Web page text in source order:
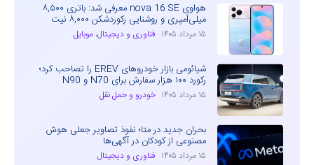
هواوی nova 16 SE معرفی شد: باتری ۸,۵۰۰
میلی‌آمپری و روشنایی رکوردشکن ۸,۰۰۰ نیت
۱۵ مرداد ۱۴۰۵ فناوری و دیجیتال، موبایل
شیائومی بازار خودروهای EREV را تصاحب کرد؛
رکورد ۱۰۰ هزار سفارش برای N70 و N90
۱۵ مرداد ۱۴۰۵ خودرو و حمل نقل
بحران جدید در متا؛ نفوذ تصاویر جعلی هوش
مصنوعی از کودکان در آگهی‌ها
۱۵ مرداد ۱۴۰۵ فناوری و دیجیتال